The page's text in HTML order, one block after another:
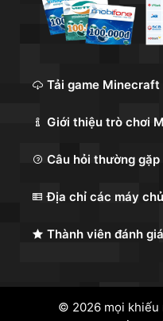
Tải game Minecraft
Giới thiệu trò chơi
Câu hỏi thường gặp
Địa chỉ các máy
Thành viên đánh
© 2026 mọi khiếu